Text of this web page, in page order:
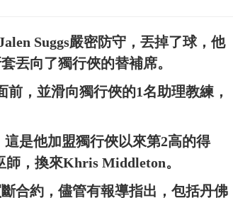
Suggs嚴密防守，丟掉了球，他
丟向了獨行俠的替補席。
，並滑向獨行俠的1名助理教練，
是他加盟獨行俠以來第2高的得
，換來Khris Middleton。
合約，儘管有報導指出，包括丹佛